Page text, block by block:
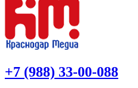
+7 (988) 33-00-088